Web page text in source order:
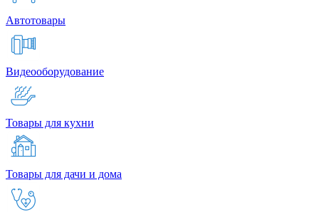
Автотовары
Видеооборудование
Товары для кухни
Товары для дачи и дома